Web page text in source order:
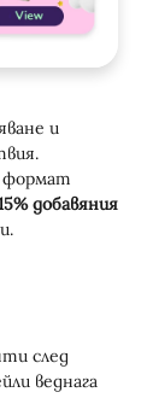
и
формат
добавяния
след
веднага